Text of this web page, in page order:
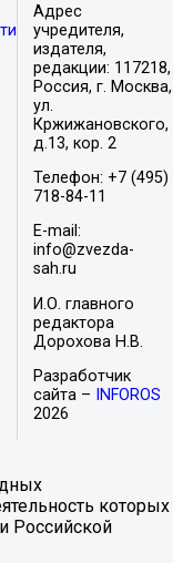
Адрес
учредителя,
издателя,
редакции: 117218,
Россия, г. Москва,
ул.
Кржижановского,
д.13, кор. 2
Телефон: +7 (495)
718-84-11
E-mail:
info@zvezda-
sah.ru
И.О. главного
редактора
Дорохова Н.В.
Разработчик
сайта –
INFOROS
2026
которых
Российской